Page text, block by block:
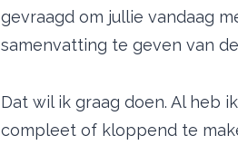
gevraagd om jullie vandaag
samenvatting te geven van
Dat wil ik graag doen. Al heb
compleet of kloppend te